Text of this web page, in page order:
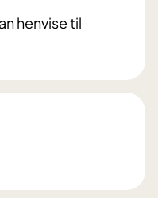
henvise til